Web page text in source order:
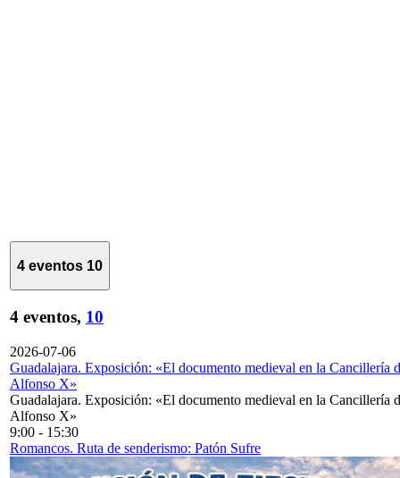
4 eventos 10
4 eventos, 10
2026-07-06
Guadalajara. Exposición: «El documento medieval en la Cancillería
Alfonso X»
Guadalajara. Exposición: «El documento medieval en la Cancillería
Alfonso X»
9:00 - 15:30
Romancos. Ruta de senderismo: Patón Sufre